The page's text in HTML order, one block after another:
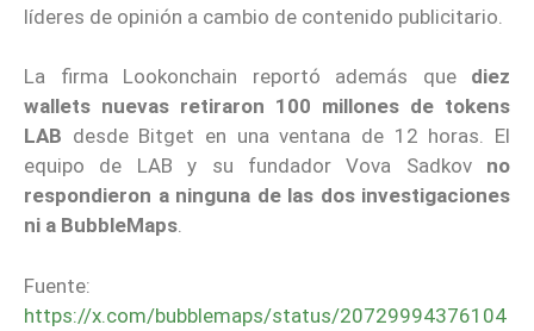
líderes de opinión a cambio de contenido publicitario.
La firma Lookonchain reportó además que diez
wallets nuevas retiraron 100 millones de tokens
LAB desde Bitget en una ventana de 12 horas. El
equipo de LAB y su fundador Vova Sadkov no
respondieron a ninguna de las dos investigaciones
ni a BubbleMaps.
Fuente:
https://x.com/bubblemaps/status/20729994376104